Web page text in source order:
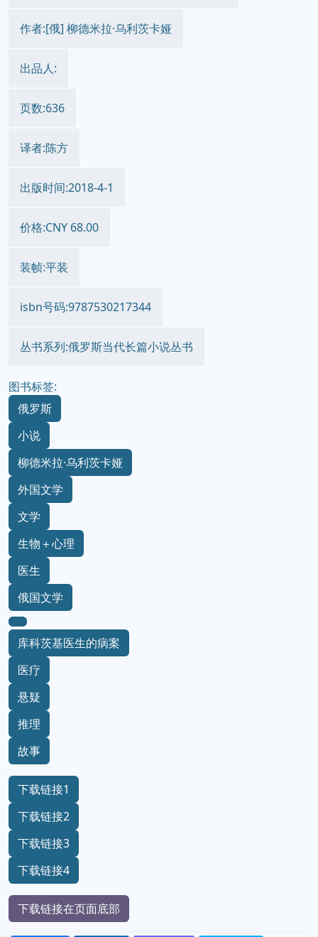
作者:[俄] 柳德米拉·乌利茨卡娅
出品人:
页数:636
译者:陈方
出版时间:2018-4-1
价格:CNY 68.00
装帧:平装
isbn号码:9787530217344
丛书系列:俄罗斯当代长篇小说丛书
图书标签:
俄罗斯
小说
柳德米拉·乌利茨卡娅
外国文学
文学
生物＋心理
医生
俄国文学
库科茨基医生的病案
医疗
悬疑
推理
故事
下载链接1
下载链接2
下载链接3
下载链接4
下载链接在页面底部